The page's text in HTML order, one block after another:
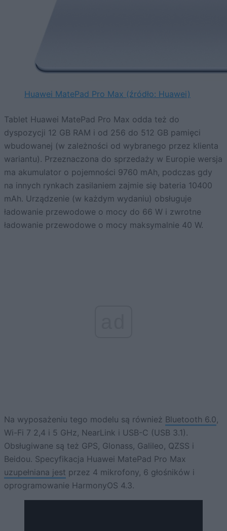
Huawei MatePad Pro Max (źródło: Huawei)
Tablet Huawei MatePad Pro Max odda też do
dyspozycji 12 GB RAM i od 256 do 512 GB pamięci
wbudowanej (w zależności od wybranego przez klienta
wariantu). Przeznaczona do sprzedaży w Europie wersja
ma akumulator o pojemności 9760 mAh, podczas gdy
na innych rynkach zasilaniem zajmie się bateria 10400
mAh. Urządzenie (w każdym wydaniu) obsługuje
ładowanie przewodowe o mocy do 66 W i zwrotne
ładowanie przewodowe o mocy maksymalnie 40 W.
Na wyposażeniu tego modelu są również Bluetooth 6.0,
Wi-Fi 7 2,4 i 5 GHz, NearLink i USB-C (USB 3.1).
Obsługiwane są też GPS, Glonass, Galileo, QZSS i
Beidou. Specyfikacja Huawei MatePad Pro Max
uzupełniana jest przez 4 mikrofony, 6 głośników i
oprogramowanie HarmonyOS 4.3.